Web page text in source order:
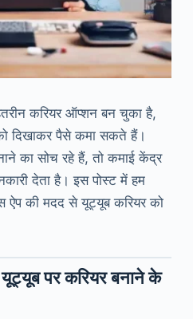
करियर ऑप्शन बन चुका है,
दिखाकर पैसे कमा सकते हैं।
का सोच रहे हैं, तो कमाई केंद्र
देता है। इस पोस्ट में हम
की मदद से यूट्यूब करियर को
पर करियर बनाने के